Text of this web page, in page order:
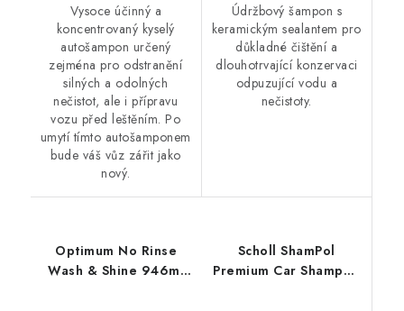
Vysoce účinný a
koncentrovaný kyselý
autošampon určený
zejména pro odstranění
silných a odolných
nečistot, ale i přípravu
vozu před leštěním. Po
umytí tímto autošamponem
bude váš vůz zářit jako
nový.
Údržbový šampon s
keramickým sealantem pro
důkladné čištění a
dlouhotrvající konzervaci
odpuzující vodu a
nečistoty.
Optimum No Rinse
Wash & Shine 946ml
Scholl ShamPol
Premium Car Shampoo